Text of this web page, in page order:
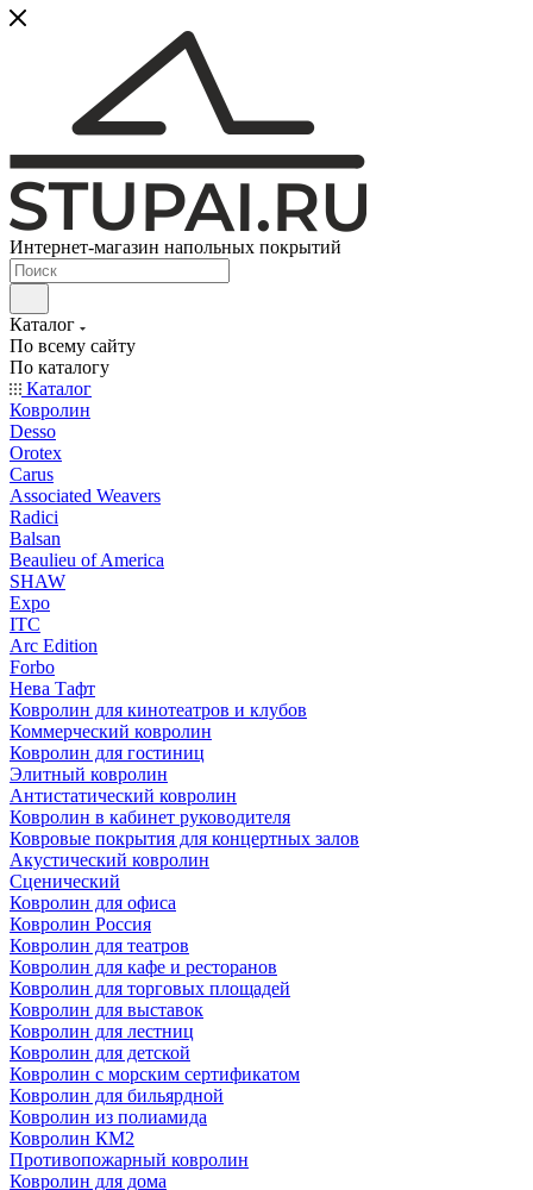
Интернет-магазин напольных покрытий
Каталог
По всему сайту
По каталогу
Каталог
Ковролин
Desso
Orotex
Carus
Associated Weavers
Radici
Balsan
Beaulieu of America
SHAW
Expo
ITC
Arc Edition
Forbo
Нева Тафт
Ковролин для кинотеатров и клубов
Коммерческий ковролин
Ковролин для гостиниц
Элитный ковролин
Антистатический ковролин
Ковролин в кабинет руководителя
Ковровые покрытия для концертных залов
Акустический ковролин
Сценический
Ковролин для офиса
Ковролин Россия
Ковролин для театров
Ковролин для кафе и ресторанов
Ковролин для торговых площадей
Ковролин для выставок
Ковролин для лестниц
Ковролин для детской
Ковролин с морским сертификатом
Ковролин для бильярдной
Ковролин из полиамида
Ковролин КМ2
Противопожарный ковролин
Ковролин для дома